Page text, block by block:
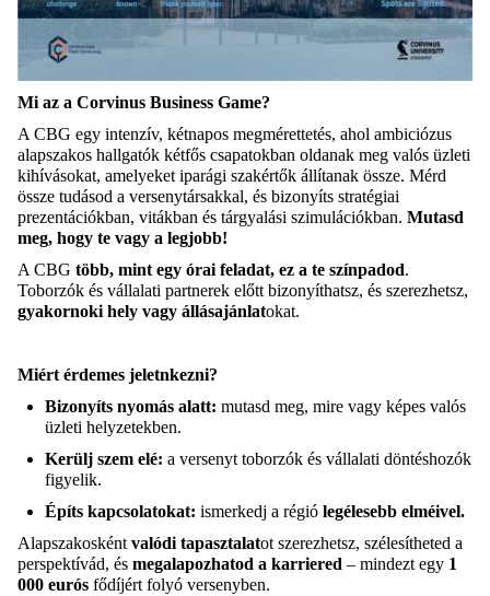
Mi az a Corvinus Business Game?
A CBG egy intenzív, kétnapos megmérettetés, ahol ambiciózus
alapszakos hallgatók kétfős csapatokban oldanak meg valós üzleti
kihívásokat, amelyeket iparági szakértők állítanak össze. Mérd
össze tudásod a versenytársakkal, és bizonyíts stratégiai
prezentációkban, vitákban és tárgyalási szimulációkban. Mutasd
meg, hogy te vagy a legjobb!
A CBG több, mint egy órai feladat, ez a te színpadod.
Toborzók és vállalati partnerek előtt bizonyíthatsz, és szerezhetsz,
gyakornoki hely vagy állásajánlatokat.
Miért érdemes jeletnkezni?
Bizonyíts nyomás alatt: mutasd meg, mire vagy képes valós
üzleti helyzetekben.
Kerülj szem elé: a versenyt toborzók és vállalati döntéshozók
figyelik.
Építs kapcsolatokat: ismerkedj a régió legélesebb elméivel.
Alapszakosként valódi tapasztalatot szerezhetsz, szélesítheted a
perspektívád, és megalapozhatod a karriered – mindezt egy 1
000 eurós fődíjért folyó versenyben.